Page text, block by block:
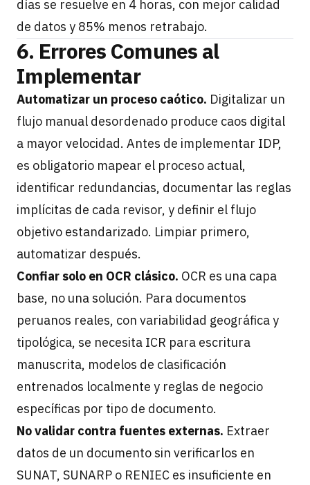
días se resuelve en 4 horas, con mejor calidad
de datos y 85% menos retrabajo.
6. Errores Comunes al
Implementar
Automatizar un proceso caótico. Digitalizar un
flujo manual desordenado produce caos digital
a mayor velocidad. Antes de implementar IDP,
es obligatorio mapear el proceso actual,
identificar redundancias, documentar las reglas
implícitas de cada revisor, y definir el flujo
objetivo estandarizado. Limpiar primero,
automatizar después.
Confiar solo en OCR clásico. OCR es una capa
base, no una solución. Para documentos
peruanos reales, con variabilidad geográfica y
tipológica, se necesita ICR para escritura
manuscrita, modelos de clasificación
entrenados localmente y reglas de negocio
específicas por tipo de documento.
No validar contra fuentes externas. Extraer
datos de un documento sin verificarlos en
SUNAT, SUNARP o RENIEC es insuficiente en